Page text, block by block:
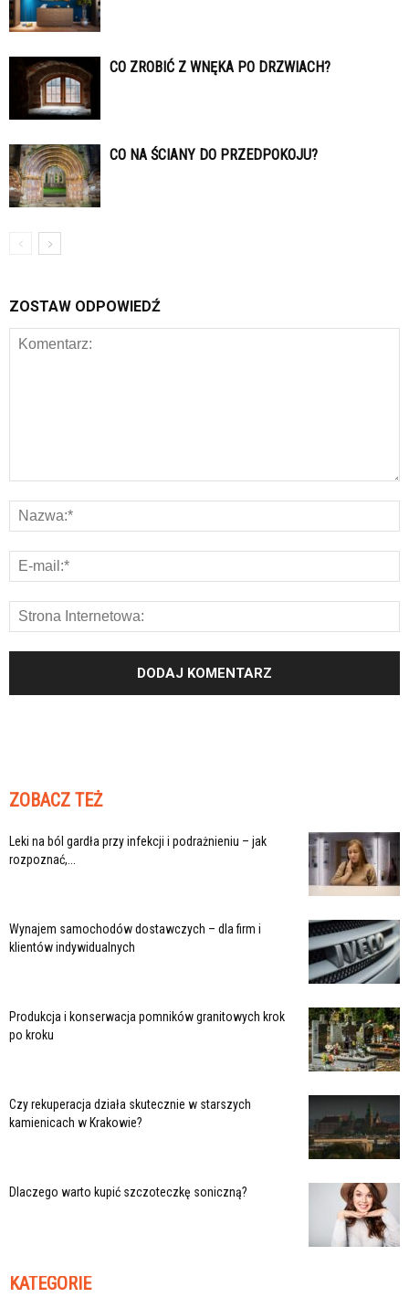
CO ZROBIĆ Z WNĘKA PO DRZWIACH?
CO NA ŚCIANY DO PRZEDPOKOJU?
ZOSTAW ODPOWIEDŹ
ZOBACZ TEŻ
Leki na ból gardła przy infekcji i podrażnieniu – jak
rozpoznać,...
Wynajem samochodów dostawczych – dla firm i
klientów indywidualnych
Produkcja i konserwacja pomników granitowych krok
po kroku
Czy rekuperacja działa skutecznie w starszych
kamienicach w Krakowie?
Dlaczego warto kupić szczoteczkę soniczną?
KATEGORIE